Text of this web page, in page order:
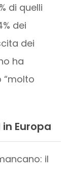
di quelli
dei
dei
ha
“molto
Europa
il